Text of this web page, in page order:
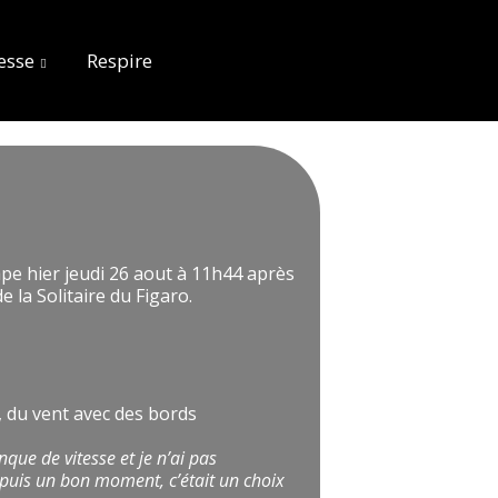
Respire
hier jeudi 26 aout à 11h44 après
la Solitaire du Figaro.
vent avec des bords
de vitesse et je n’ai pas
un bon moment, c’était un choix